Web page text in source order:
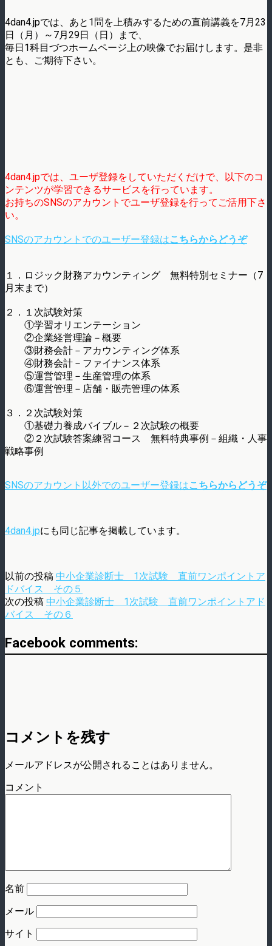
4dan4.jpでは、あと1問を上積みするための直前講義を7月23
日（月）～7月29日（日）まで、
毎日1科目づつホームページ上の映像でお届けします。是非
とも、ご期待下さい。
4dan4.jpでは、ユーザ登録をしていただくだけで、以下のコ
ンテンツが学習できるサービスを行っています。
お持ちのSNSのアカウントでユーザ登録を行ってご活用下さ
い。
SNSのアカウントでのユーザー登録はこちらからどうぞ
１．ロジック財務アカウンティング 無料特別セミナー（7
月末まで）
２．１次試験対策
①学習オリエンテーション
②企業経営理論－概要
③財務会計－アカウンティング体系
④財務会計－ファイナンス体系
⑤運営管理－生産管理の体系
⑥運営管理－店舗・販売管理の体系
３．２次試験対策
①基礎力養成バイブル－２次試験の概要
②２次試験答案練習コース 無料特典事例－組織・人事
戦略事例
SNSのアカウント以外でのユーザー登録はこちらからどうぞ
4dan4.jpにも同じ記事を掲載しています。
以前の投稿 中小企業診断士 1次試験 直前ワンポイントア
ドバイス その５
次の投稿 中小企業診断士 1次試験 直前ワンポイントアド
バイス その６
Facebook comments:
コメントを残す
メールアドレスが公開されることはありません。
コメント
名前
メール
サイト